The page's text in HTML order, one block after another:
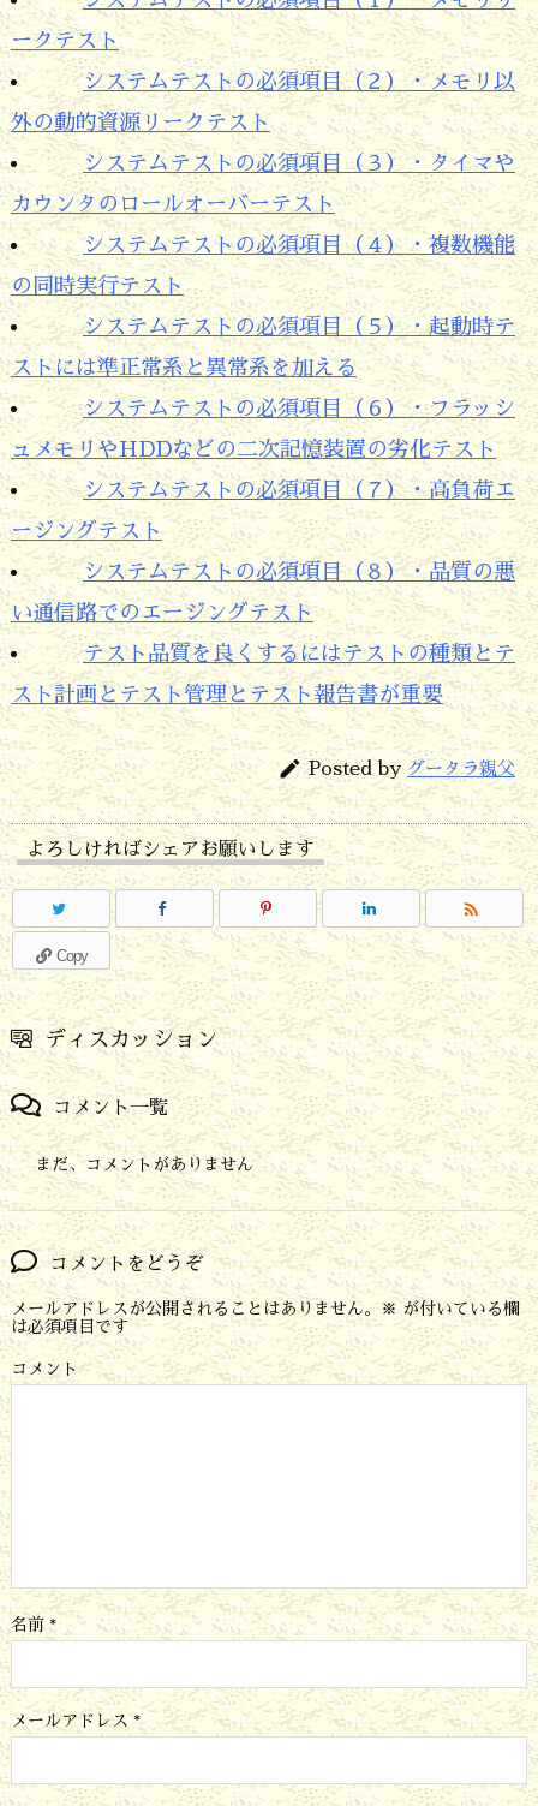
ークテスト
システムテストの必須項目（２）・メモリ以
外の動的資源リークテスト
システムテストの必須項目（３）・タイマや
カウンタのロールオーバーテスト
システムテストの必須項目（４）・複数機能
の同時実行テスト
システムテストの必須項目（５）・起動時テ
ストには準正常系と異常系を加える
システムテストの必須項目（６）・フラッシ
ュメモリやHDDなどの二次記憶装置の劣化テスト
システムテストの必須項目（７）・高負荷エ
ージングテスト
システムテストの必須項目（８）・品質の悪
い通信路でのエージングテスト
テスト品質を良くするにはテストの種類とテ
スト計画とテスト管理とテスト報告書が重要
 Posted by グータラ親父
よろしければシェアお願いします

Copy
ディスカッション
コメント一覧
まだ、コメントがありません
コメントをどうぞ
メールアドレスが公開されることはありません。 ※ が付いている欄
は必須項目です
コメント
名前 *
メールアドレス*